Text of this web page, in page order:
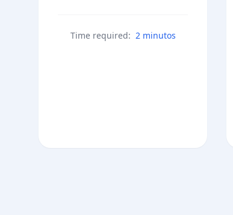
Time required: 2 minutos